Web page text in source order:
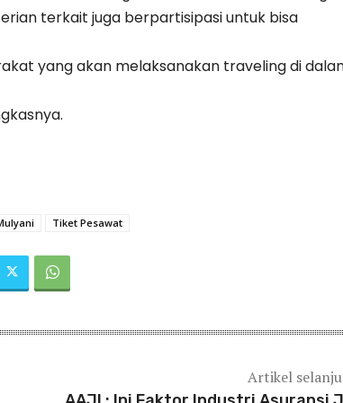
terkait juga berpartisipasi untuk bisa
yang akan melaksanakan traveling di
Tiket Pesawat
Artikel